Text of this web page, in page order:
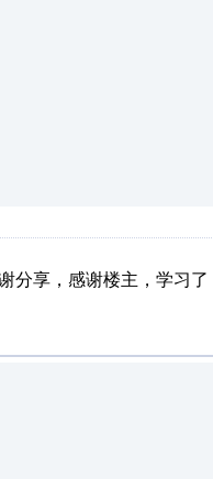
分享，感谢楼主，学习